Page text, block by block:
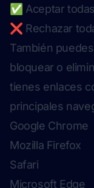
✅ Aceptar
❌ Rechazar
También
bloquear o
tienes enlaces
principales
Google Chrome
Mozilla Firefox
Safari
Microsoft Edge